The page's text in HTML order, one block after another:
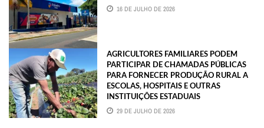
16 DE JULHO DE 2026
AGRICULTORES FAMILIARES PODEM
PARTICIPAR DE CHAMADAS PÚBLICAS
PARA FORNECER PRODUÇÃO RURAL A
ESCOLAS, HOSPITAIS E OUTRAS
INSTITUIÇÕES ESTADUAIS
29 DE JULHO DE 2026